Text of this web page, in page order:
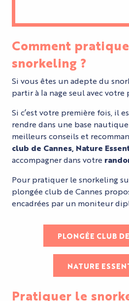
Comment
snorkeling ?
Si vous êtes un adepte du
partir à la nage seul avec
Si c’est votre première fois, il
rendre dans une base
meilleurs conseils et
club de Cannes, Nature
accompagner dans votre
Pour pratiquer le snorkeling
plongée club de Cannes
encadrées par un moniteur
PLONGÉE CLUB
NATURE
Pratiquer le